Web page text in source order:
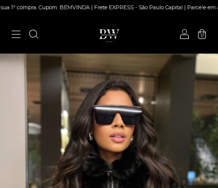
compra. Cupom: BEMVINDA | Frete EXPRESS - São Paulo Capital | Parcele em até
0